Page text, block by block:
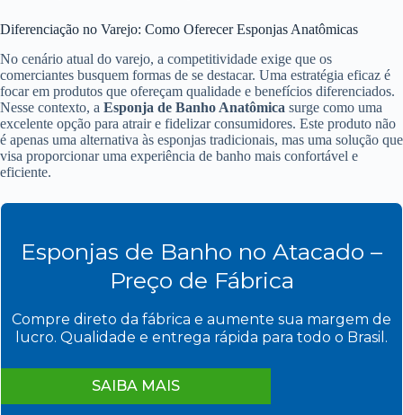
Diferenciação no Varejo: Como Oferecer Esponjas Anatômicas
No cenário atual do varejo, a competitividade exige que os
comerciantes busquem formas de se destacar. Uma estratégia eficaz é
focar em produtos que ofereçam qualidade e benefícios diferenciados.
Nesse contexto, a Esponja de Banho Anatômica surge como uma
excelente opção para atrair e fidelizar consumidores. Este produto não
é apenas uma alternativa às esponjas tradicionais, mas uma solução que
visa proporcionar uma experiência de banho mais confortável e
eficiente.
Esponjas de Banho no Atacado –
Preço de Fábrica
Compre direto da fábrica e aumente sua margem de
lucro. Qualidade e entrega rápida para todo o Brasil.
SAIBA MAIS